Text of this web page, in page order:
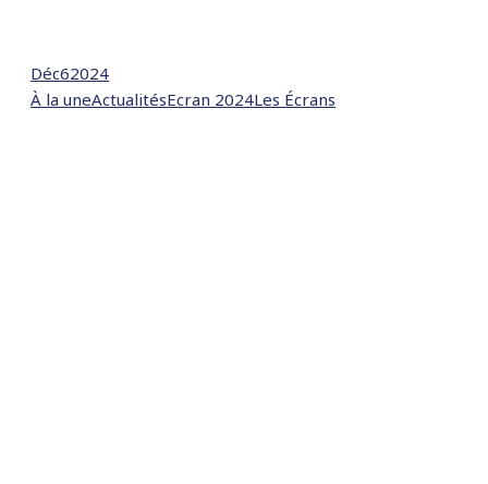
Déc62024
À la uneActualitésEcran 2024Les Écrans